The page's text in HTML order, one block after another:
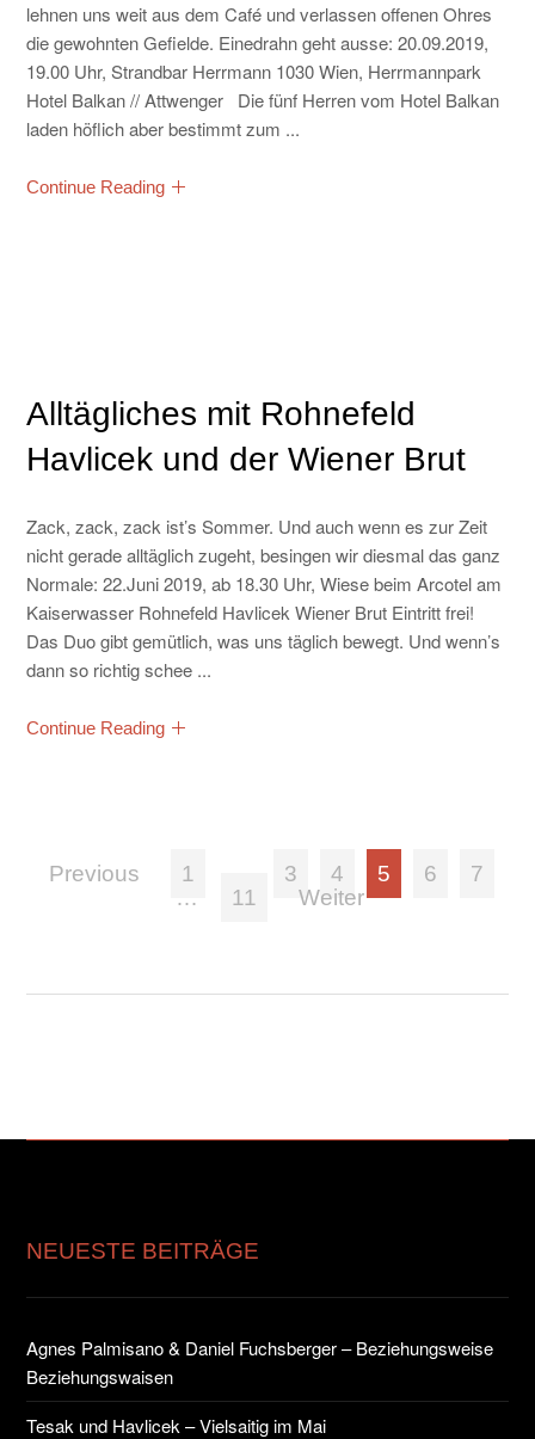
lehnen uns weit aus dem Café und verlassen offenen Ohres
die gewohnten Gefielde. Einedrahn geht ausse: 20.09.2019,
19.00 Uhr, Strandbar Herrmann 1030 Wien, Herrmannpark
Hotel Balkan // Attwenger Die fünf Herren vom Hotel Balkan
laden höflich aber bestimmt zum ...
Continue Reading
Alltägliches mit Rohnefeld
Havlicek und der Wiener Brut
Zack, zack, zack ist’s Sommer. Und auch wenn es zur Zeit
nicht gerade alltäglich zugeht, besingen wir diesmal das ganz
Normale: 22.Juni 2019, ab 18.30 Uhr, Wiese beim Arcotel am
Kaiserwasser Rohnefeld Havlicek Wiener Brut Eintritt frei!
Das Duo gibt gemütlich, was uns täglich bewegt. Und wenn’s
dann so richtig schee ...
Continue Reading
Previous 1 3 4 5 6
7
…
11 Weiter
NEUESTE BEITRÄGE
Agnes Palmisano & Daniel Fuchsberger – Beziehungsweise
Beziehungswaisen
Tesak und Havlicek – Vielsaitig im Mai